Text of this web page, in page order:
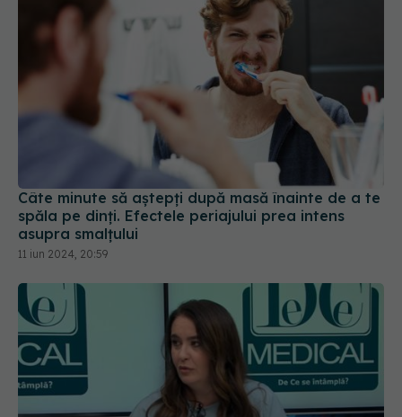
Câte minute să aștepți după masă înainte de a te
spăla pe dinți. Efectele periajului prea intens
asupra smalțului
11 iun 2024, 20:59